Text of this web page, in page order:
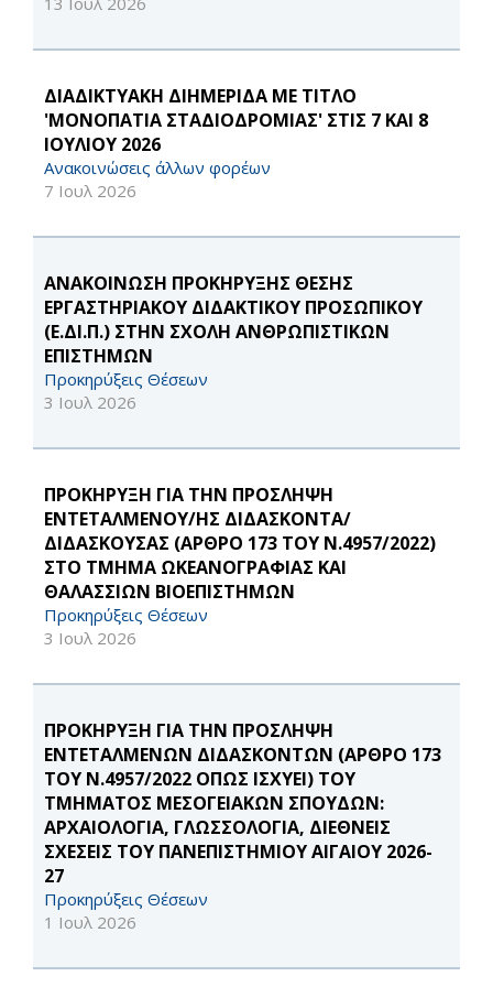
ΔΙΑΔΙΚΤΥΑΚΗ ΔΙΗΜΕΡΙΔΑ ΜΕ ΤΙΤΛΟ
'ΜΟΝΟΠΑΤΙΑ ΣΤΑΔΙΟΔΡΟΜΙΑΣ' ΣΤΙΣ 7 ΚΑΙ 8
ΙΟΥΛΙΟΥ 2026
Ανακοινώσεις άλλων φορέων
7 Ιουλ 2026
ΑΝΑΚΟΙΝΩΣΗ ΠΡΟΚΗΡΥΞΗΣ ΘΕΣΗΣ
ΕΡΓΑΣΤΗΡΙΑΚΟΥ ΔΙΔΑΚΤΙΚΟΥ ΠΡΟΣΩΠΙΚΟΥ
(Ε.ΔΙ.Π.) ΣΤΗΝ ΣΧΟΛΗ ΑΝΘΡΩΠΙΣΤΙΚΩΝ
ΕΠΙΣΤΗΜΩΝ
Προκηρύξεις Θέσεων
3 Ιουλ 2026
ΠΡΟΚΗΡΥΞΗ ΓΙΑ ΤΗΝ ΠΡΟΣΛΗΨΗ
ΕΝΤΕΤΑΛΜΕΝΟΥ/ΗΣ ΔΙΔΑΣΚΟΝΤΑ/
ΔΙΔΑΣΚΟΥΣΑΣ (ΑΡΘΡΟ 173 ΤΟΥ Ν.4957/2022)
ΣΤΟ ΤΜΗΜΑ ΩΚΕΑΝΟΓΡΑΦΙΑΣ ΚΑΙ
ΘΑΛΑΣΣΙΩΝ ΒΙΟΕΠΙΣΤΗΜΩΝ
Προκηρύξεις Θέσεων
3 Ιουλ 2026
ΠΡΟΚΗΡΥΞΗ ΓΙΑ ΤΗΝ ΠΡΟΣΛΗΨΗ
ΕΝΤΕΤΑΛΜΕΝΩΝ ΔΙΔΑΣΚΟΝΤΩΝ (ΑΡΘΡΟ 173
ΤΟΥ Ν.4957/2022 ΟΠΩΣ ΙΣΧΥΕΙ) ΤΟΥ
ΤΜΗΜΑΤΟΣ ΜΕΣΟΓΕΙΑΚΩΝ ΣΠΟΥΔΩΝ:
ΑΡΧΑΙΟΛΟΓΙΑ, ΓΛΩΣΣΟΛΟΓΙΑ, ΔΙΕΘΝΕΙΣ
ΣΧΕΣΕΙΣ ΤΟΥ ΠΑΝΕΠΙΣΤΗΜΙΟΥ ΑΙΓΑΙΟΥ 2026-
27
Προκηρύξεις Θέσεων
1 Ιουλ 2026